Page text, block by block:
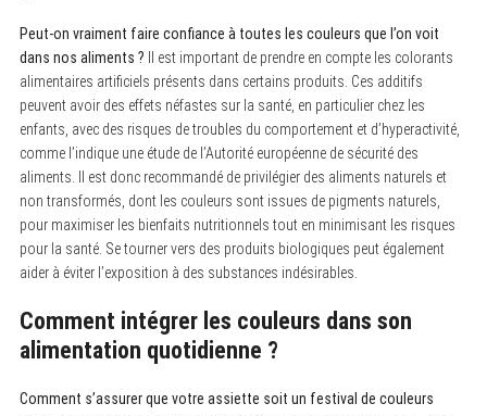
Peut-on vraiment faire confiance à toutes les couleurs que l’on voit
dans nos aliments ? Il est important de prendre en compte les colorants
alimentaires artificiels présents dans certains produits. Ces additifs
peuvent avoir des effets néfastes sur la santé, en particulier chez les
enfants, avec des risques de troubles du comportement et d’hyperactivité,
comme l’indique une étude de l’Autorité européenne de sécurité des
aliments. Il est donc recommandé de privilégier des aliments naturels et
non transformés, dont les couleurs sont issues de pigments naturels,
pour maximiser les bienfaits nutritionnels tout en minimisant les risques
pour la santé. Se tourner vers des produits biologiques peut également
aider à éviter l’exposition à des substances indésirables.
Comment intégrer les couleurs dans son
alimentation quotidienne ?
Comment s’assurer que votre assiette soit un festival de couleurs